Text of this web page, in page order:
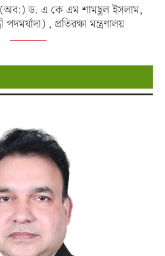
(অব:) ড. এ কে এম শামছুল ইসলাম,
পদমর্যাদা) , প্রতিরক্ষা মন্ত্রণালয়